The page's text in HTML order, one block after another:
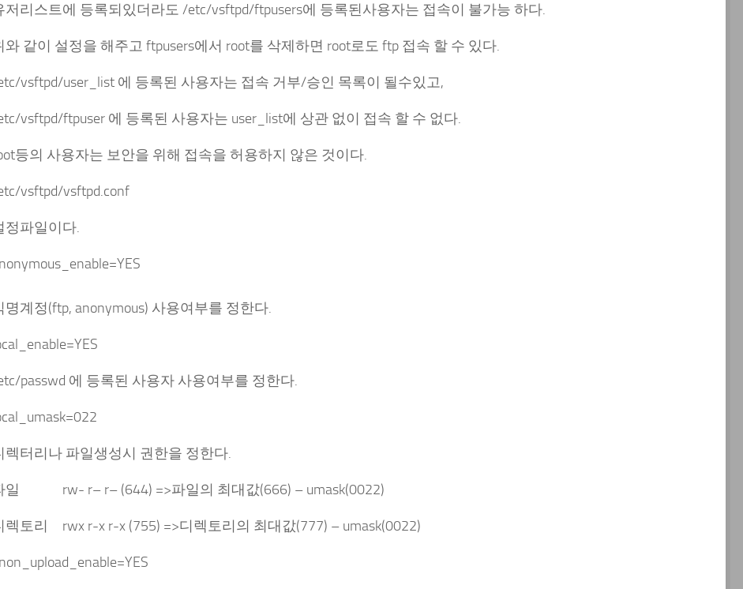
저리스트에 등록되있더라도 /etc/vsftpd/ftpusers에 등록된사용자는 접속이 불가능 하다.
와 같이 설정을 해주고 ftpusers에서 root를 삭제하면 root로도 ftp 접속 할 수 있다.
vsftpd/user_list 에 등록된 사용자는 접속 거부/승인 목록이 될수있고,
vsftpd/ftpuser 에 등록된 사용자는 user_list에 상관 없이 접속 할 수 없다.
등의 사용자는 보안을 위해 접속을 허용하지 않은 것이다.
vsftpd/vsftpd.conf
정파일이다.
명계정(ftp, anonymous) 사용여부를 정한다.
passwd 에 등록된 사용자 사용여부를 정한다.
렉터리나 파일생성시 권한을 정한다.
일 rw- r– r– (644) =>파일의 최대값(666) – umask(0022)
렉토리 rwx r-x r-x (755) =>디렉토리의 최대값(777) – umask(0022)